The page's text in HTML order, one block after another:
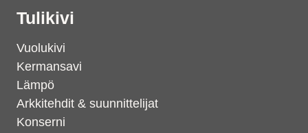
Tulikivi
Vuolukivi
Kermansavi
Lämpö
Arkkitehdit & suunnittelijat
Konserni